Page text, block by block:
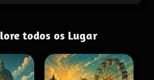
todos os Lugar